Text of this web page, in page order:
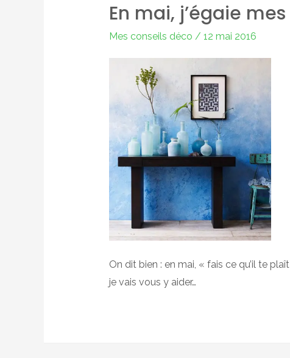
En mai, j’égaie
Mes conseils déco / 12 mai 2016
On dit bien : en mai, « fais ce qu’il te
je vais vous y aider…